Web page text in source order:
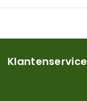
Klantenservice